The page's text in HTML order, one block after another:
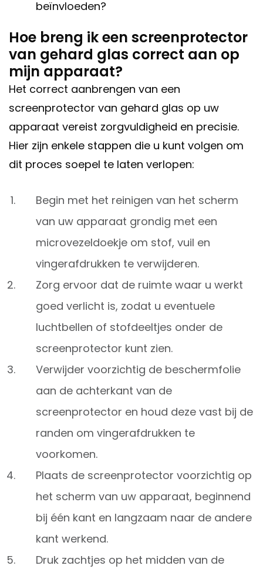
beïnvloeden?
Hoe breng ik een screenprotector
van gehard glas correct aan op
mijn apparaat?
Het correct aanbrengen van een
screenprotector van gehard glas op uw
apparaat vereist zorgvuldigheid en precisie.
Hier zijn enkele stappen die u kunt volgen om
dit proces soepel te laten verlopen:
Begin met het reinigen van het scherm
van uw apparaat grondig met een
microvezeldoekje om stof, vuil en
vingerafdrukken te verwijderen.
Zorg ervoor dat de ruimte waar u werkt
goed verlicht is, zodat u eventuele
luchtbellen of stofdeeltjes onder de
screenprotector kunt zien.
Verwijder voorzichtig de beschermfolie
aan de achterkant van de
screenprotector en houd deze vast bij de
randen om vingerafdrukken te
voorkomen.
Plaats de screenprotector voorzichtig op
het scherm van uw apparaat, beginnend
bij één kant en langzaam naar de andere
kant werkend.
Druk zachtjes op het midden van de